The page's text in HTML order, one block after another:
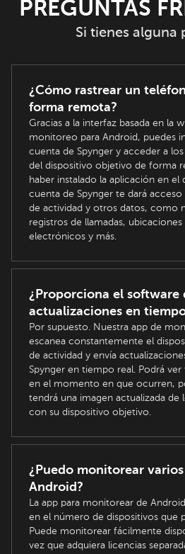
PREGUNTAS
Si tienes alguna
¿Cómo rastrear un
forma remota?
Gracias a la interfaz basada en la
monitoreo para Android, puedes
cuenta de Spynger y acceder a
del dispositivo objetivo de forma
haber instalado la aplicación en
cuenta de Spynger te dará
de actividad y otros datos, como
registros de llamadas, ubicaciones
electrónicos y más.
¿Proporciona el software
actualizaciones en
Por supuesto. Nuestra app de
escanea constantemente el
de actividad y envía
Spynger en tiempo real. Podrá ver
en el momento en que ocurren,
tendrá una imagen actualizada de
con su dispositivo objetivo.
¿Puedo monitorear
Android?
La app para monitorear de
en el número de dispositivos que
Puede monitorear fácilmente
vez que adquiera licencias